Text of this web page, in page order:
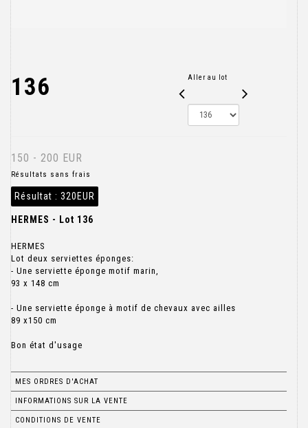
136 Aller au lot
150 - 200 EUR
Résultats sans frais
Résultat : 320EUR
HERMES - Lot 136
HERMES
Lot deux serviettes éponges:
- Une serviette éponge motif marin,
93 x 148 cm
- Une serviette éponge à motif de chevaux avec ailles
89 x150 cm
Bon état d'usage
MES ORDRES D'ACHAT
INFORMATIONS SUR LA VENTE
CONDITIONS DE VENTE